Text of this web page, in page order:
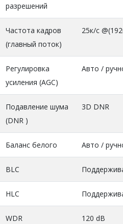
разрешений
Частота кадров
(главный поток)
25к/с
Регулировка
усиления (AGC)
Авто /
Подавление шума
(DNR )
3D DNR
Баланс белого Авто /
BLC
HLC
WDR 120 dB